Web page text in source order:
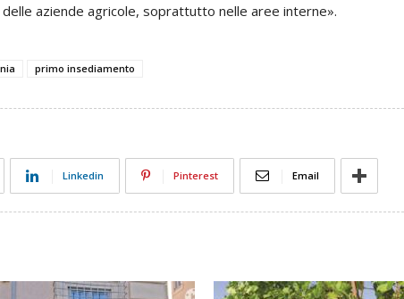
aziende agricole, soprattutto nelle aree interne».
primo insediamento
Linkedin Pinterest Email